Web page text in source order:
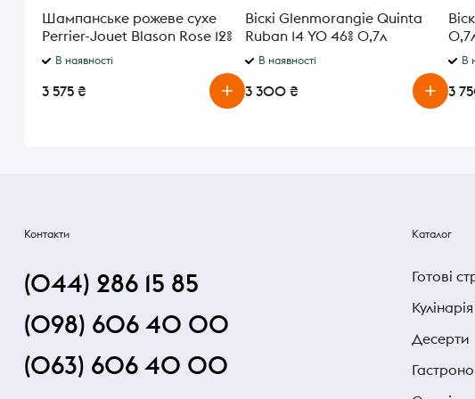
Шампанське рожеве сухе
Perrier-Jouet Blason Rose 12%
0.75 л
В наявності
3 575 ₴
Віскі Glenmorangie Quinta
Ruban 14 YO 46% 0,7л
В наявності
3 300 ₴
В
3
Контакти
(044) 286 15 85
(098) 606 40 00
(063) 606 40 00
Каталог
Готові
Кулінарія
Десерти